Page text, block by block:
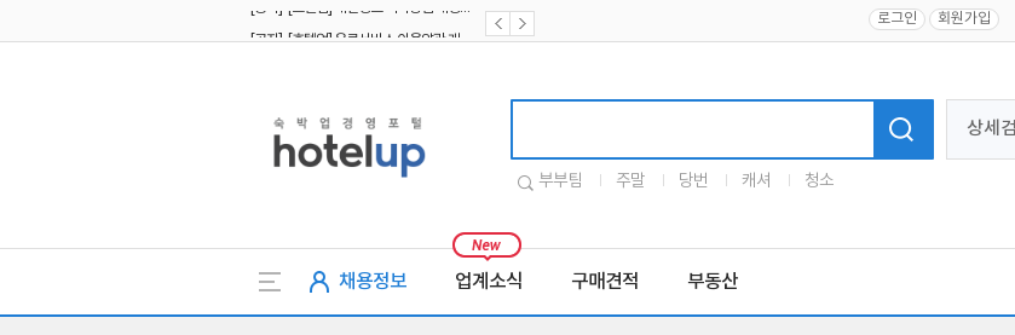
로그인 회원가입
상세
부부팀 주말 당번 캐셔 청소
채용정보 업계소식 구매견적 부동산